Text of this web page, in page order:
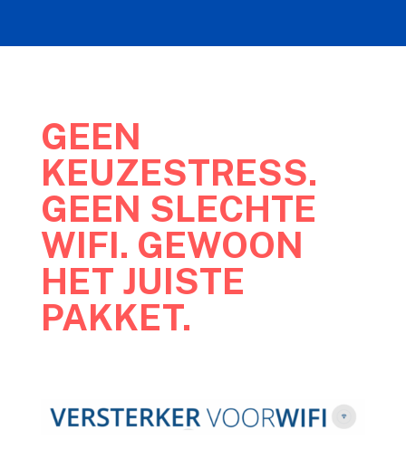
GEEN
KEUZESTRESS.
GEEN SLECHTE
WIFI. GEWOON
HET JUISTE
PAKKET.